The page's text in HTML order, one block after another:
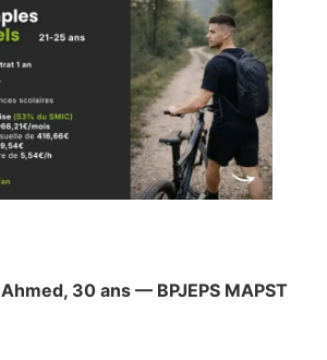
30 ans — BPJEPS MAPST